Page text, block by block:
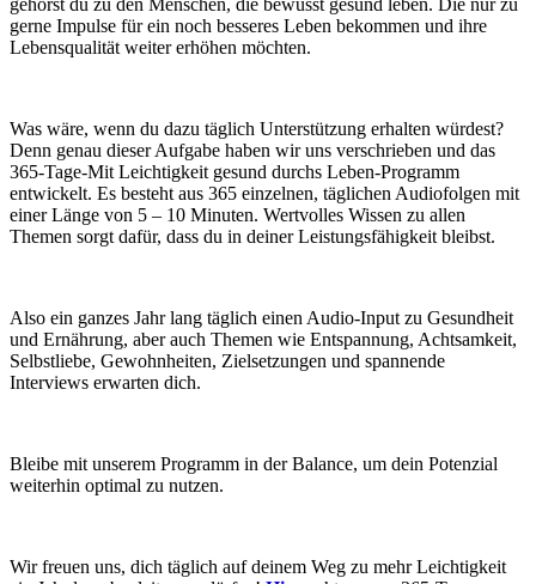
gerne Impulse für ein noch besseres Leben bekommen und ihre
Lebensqualität weiter erhöhen möchten.
Was wäre, wenn du dazu täglich Unterstützung erhalten würdest?
Denn genau dieser Aufgabe haben wir uns verschrieben und das
365-Tage-Mit Leichtigkeit gesund durchs Leben-Programm
entwickelt. Es besteht aus 365 einzelnen, täglichen Audiofolgen mit
einer Länge von 5 – 10 Minuten. Wertvolles Wissen zu allen
Themen sorgt dafür, dass du in deiner Leistungsfähigkeit bleibst.
Also ein ganzes Jahr lang täglich einen Audio-Input zu Gesundheit
und Ernährung, aber auch Themen wie Entspannung, Achtsamkeit,
Selbstliebe, Gewohnheiten, Zielsetzungen und spannende
Interviews erwarten dich.
Bleibe mit unserem Programm in der Balance, um dein Potenzial
weiterhin optimal zu nutzen.
Wir freuen uns, dich täglich auf deinem Weg zu mehr Leichtigkeit